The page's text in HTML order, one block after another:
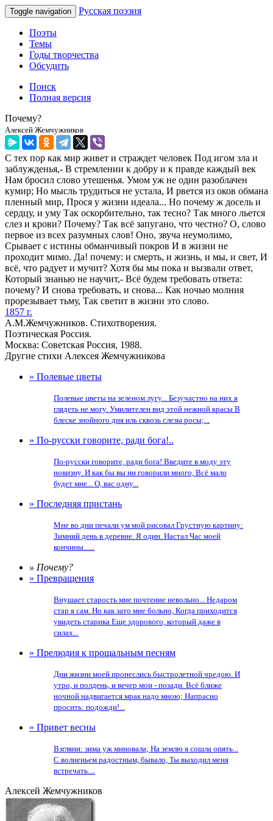
Toggle navigation Русская поэзия
Поэты
Темы
Годы творчества
Обсудить
Поиск
Полная версия
Почему?
Алексей Жемчужников
С тех пор как мир живет и страждет человек Под игом зла и
заблужденья,- В стремлении к добру и к правде каждый век
Нам бросил слово утешенья. Умом уж не один разоблачен
кумир; Но мысль трудиться не устала, И рвется из оков обмана
пленный мир, Прося у жизни идеала... Но почему ж досель и
сердцу, и уму Так оскорбительно, так тесно? Так много льется
слез и крови? Почему? Так всё запугано, что честно? О, слово
первое из всех разумных слов! Оно, звуча неумолимо,
Срывает с истины обманчивый покров И в жизни не
проходит мимо. Да! почему: и смерть, и жизнь, и мы, и свет, И
всё, что радует и мучит? Хотя бы мы пока и вызвали ответ,
Который знанью не научит,- Всё будем требовать ответа:
почему? И снова требовать, и снова... Как ночью молния
прорезывает тьму, Так светит в жизни это слово.
1857 г.
А.М.Жемчужников. Стихотворения.
Поэтическая Россия.
Москва: Советская Россия, 1988.
Другие стихи Алексея Жемчужникова
» Полевые цветы
Полевые цветы на зеленом лугу... Безучастно на них я
глядеть не могу. Умилителен вид этой нежной красы В
блеске знойного дня иль сквозь слезы росы;...
» По-русски говорите, ради бога!..
По-русски говорите, ради бога! Введите в моду эту
новизну. И как бы вы ни говорили много, Всё мало
будет мне... О, вас одну...
» Последняя пристань
Мне во дни печали ум мой рисовал Грустную картину:
Зимний день в деревне. Я один. Настал Час моей
кончины......
» Почему?
» Превращения
Внушает старость мне почтение невольно... Недаром
стар я сам. Но как зато мне больно, Когда приходится
увидеть старика Еще здорового, который даже в
силах...
» Прелюдия к прощальным песням
Дни жизни моей пронеслись быстролетной чредою. И
утро, и полдень, и вечер мои - позади. Всё ближе
ночной надвигается мрак надо мною; Напрасно
просить: подожди!...
» Привет весны
Взгляни: зима уж миновала; На землю я сошла опять...
С волненьем радостным, бывало, Ты выходил меня
встречать....
Алексей Жемчужников